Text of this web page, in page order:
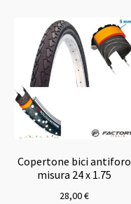
Copertone bici antiforo
misura 24 x 1.75
28,00€